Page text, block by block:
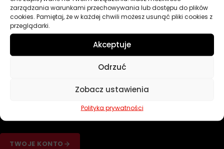
zarządzania warunkami przechowywania lub dostępu do plików
cookies. Pamiętaj, że w każdej chwili możesz usunąć pliki cookies z
przeglądarki.
Akceptuje
Odrzuć
Zobacz ustawienia
Polityka prywatności
Oleje
Chemia
Kosmetyki
TWOJE KONTO